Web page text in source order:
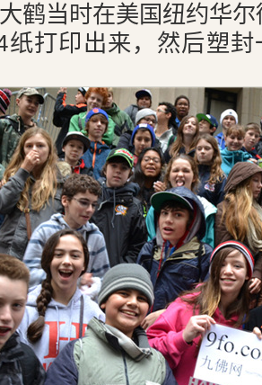
鹤当时在美国纽约华
纸打印出来，然后塑